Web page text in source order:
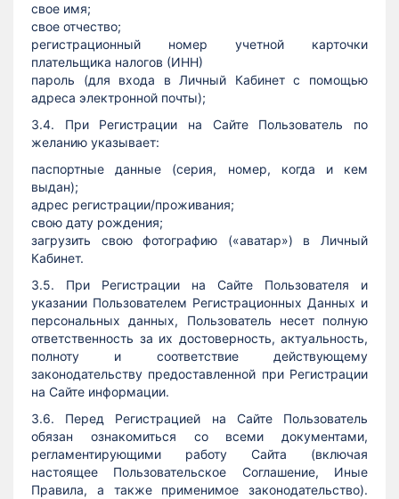
свое имя;
свое отчество;
регистрационный номер учетной карточки
плательщика налогов (ИНН)
пароль (для входа в Личный Кабинет с помощью
адреса электронной почты);
3.4. При Регистрации на Сайте Пользователь по
желанию указывает:
паспортные данные (серия, номер, когда и кем
выдан);
адрес регистрации/проживания;
свою дату рождения;
загрузить свою фотографию («аватар») в Личный
Кабинет.
3.5. При Регистрации на Сайте Пользователя и
указании Пользователем Регистрационных Данных и
персональных данных, Пользователь несет полную
ответственность за их достоверность, актуальность,
полноту и соответствие действующему
законодательству предоставленной при Регистрации
на Сайте информации.
3.6. Перед Регистрацией на Сайте Пользователь
обязан ознакомиться со всеми документами,
регламентирующими работу Сайта (включая
настоящее Пользовательское Соглашение, Иные
Правила, а также применимое законодательство).